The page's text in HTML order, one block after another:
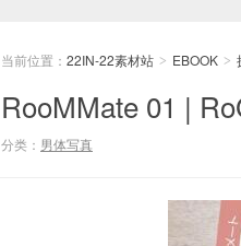
当前位置： 22IN-22素材站 > EBOOK >
RooMMate 01 |
分类： 男体写真